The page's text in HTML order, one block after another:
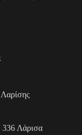
Λάρισα